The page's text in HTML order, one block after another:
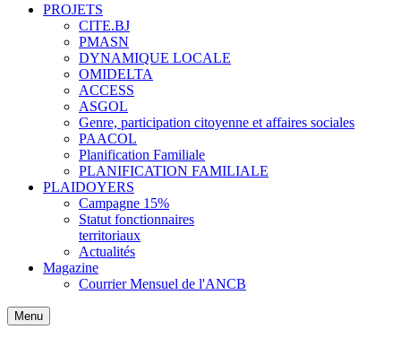
PROJETS
CITE.BJ
PMASN
DYNAMIQUE LOCALE
OMIDELTA
ACCESS
ASGOL
Genre, participation citoyenne et affaires sociales
PAACOL
Planification Familiale
PLANIFICATION FAMILIALE
PLAIDOYERS
Campagne 15%
Statut fonctionnaires
territoriaux
Actualités
Magazine
Courrier Mensuel de l'ANCB
Menu